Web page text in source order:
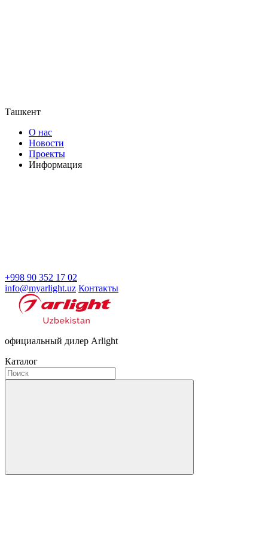
Ташкент
О нас
Новости
Проекты
Информация
+998 90 352 17 02
info@myarlight.uz Контакты
официальный дилер Arlight
Каталог